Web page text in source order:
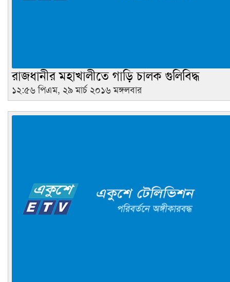
রাজধানীর মহাখালীতে গাড়ি চালক গুলিবিদ্ধ
১২:৫৬ পিএম, ২৯ মার্চ ২০১৬ মঙ্গলবার